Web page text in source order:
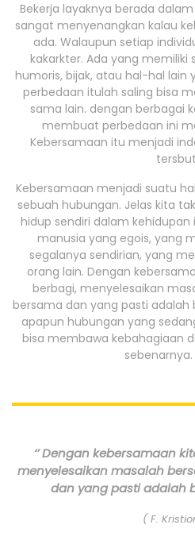
Bekerja layaknya berada
sangat menyenangkan kalau
ada. Walaupun setiap
kakarkter. Ada yang
humoris, bijak, atau hal-hal lain
perbedaan itulah saling bisa
sama lain. dengan berbagai
membuat perbedaan ini
Kebersamaan itu menjadi
Kebersamaan menjadi suatu
sebuah hubungan. Jelas kita
hidup sendiri dalam kehidupan
manusia yang egois, yang
segalanya sendirian, yang
orang lain. Dengan
berbagi, menyelesaikan
bersama dan yang pasti adalah
apapun hubungan yang
bisa membawa kebahagiaan
‘’ Dengan kebersamaan
menyelesaikan masalah
dan yang pasti adalah
( F.